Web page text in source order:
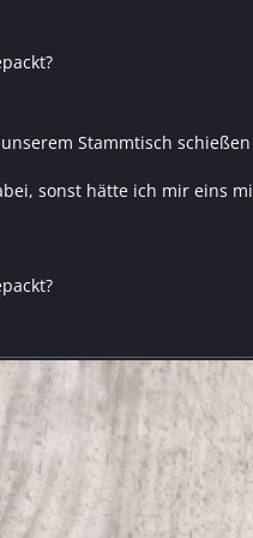
Stammtisch
sonst hätte ich mir eins